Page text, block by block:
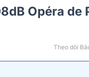
Opéra de
Theo dõi